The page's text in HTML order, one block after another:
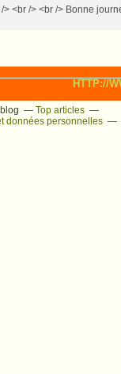
<br /> <br /> Bonne
HTTP://
Top articles
données personnelles